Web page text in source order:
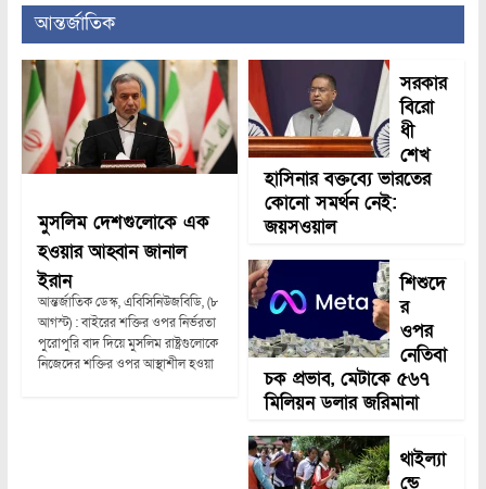
আন্তর্জাতিক
মুসলিম দেশগুলোকে এক
হওয়ার আহ্বান জানাল
ইরান
আন্তর্জাতিক ডেস্ক, এবিসিনিউজবিডি, (৮
আগস্ট) : বাইরের শক্তির ওপর নির্ভরতা
পুরোপুরি বাদ দিয়ে মুসলিম রাষ্ট্রগুলোকে
নিজেদের শক্তির ওপর আস্থাশীল হওয়া
সরকার
বিরো
ধী
শেখ
হাসিনার বক্তব্যে ভারতের
কোনো সমর্থন নেই:
জয়সওয়াল
শিশুদে
র
ওপর
নেতিবা
চক প্রভাব, মেটাকে ৫৬৭
মিলিয়ন ডলার জরিমানা
থাইল্যা
ন্ডে